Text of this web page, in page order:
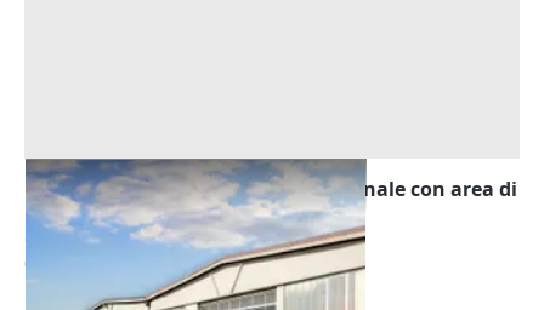
Asta Fabbricato industriale-artigianale con area di
pertinenza
Cicognolo (Cremona)
Offerta minima
665.123 €